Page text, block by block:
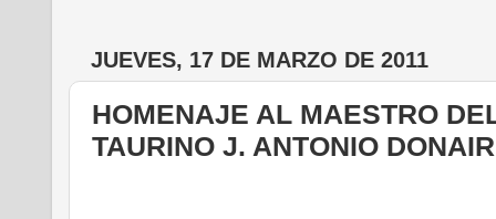
JUEVES, 17 DE MARZO DE 2011
HOMENAJE AL MAESTRO
TAURINO J. ANTONIO